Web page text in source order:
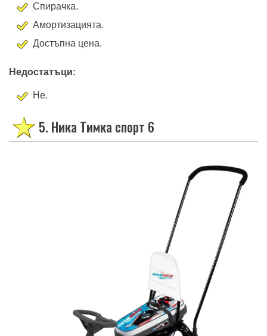
Спирачка.
Амортизацията.
Достъпна цена.
Недостатъци:
Не.
5. Ника Тимка спорт 6